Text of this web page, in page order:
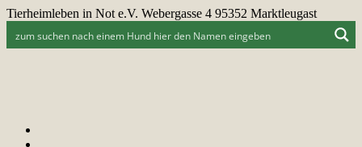
Tierheimleben in Not e.V. Webergasse 4 95352 Marktleugast